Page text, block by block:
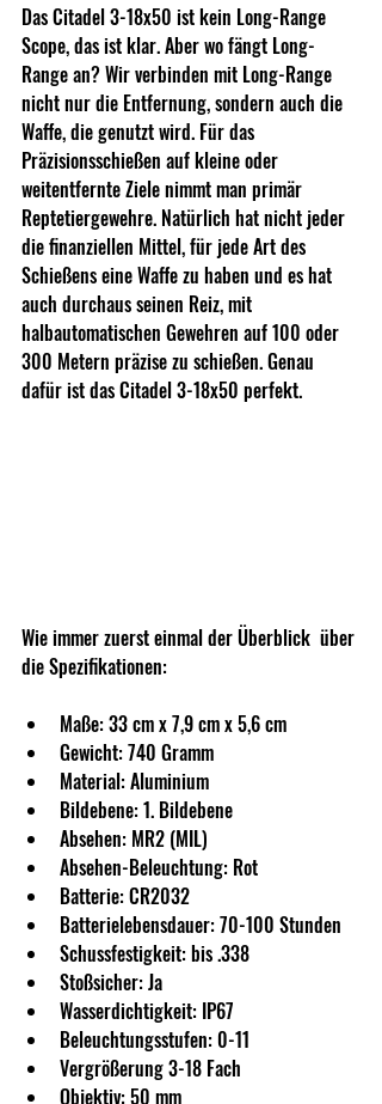
Das Citadel 3-18x50 ist kein Long-Range
Scope, das ist klar. Aber wo fängt Long-
Range an? Wir verbinden mit Long-Range
nicht nur die Entfernung, sondern auch die
Waffe, die genutzt wird. Für das
Präzisionsschießen auf kleine oder
weitentfernte Ziele nimmt man primär
Reptetiergewehre. Natürlich hat nicht jeder
die finanziellen Mittel, für jede Art des
Schießens eine Waffe zu haben und es hat
auch durchaus seinen Reiz, mit
halbautomatischen Gewehren auf 100 oder
300 Metern präzise zu schießen. Genau
dafür ist das Citadel 3-18x50 perfekt.
Wie immer zuerst einmal der Überblick  über
die Spezifikationen:
Maße: 33 cm x 7,9 cm x 5,6 cm
Gewicht: 740 Gramm
Material: Aluminium
Bildebene: 1. Bildebene
Absehen: MR2 (MIL)
Absehen-Beleuchtung: Rot
Batterie: CR2032
Batterielebensdauer: 70-100 Stunden
Schussfestigkeit: bis .338
Stoßsicher: Ja
Wasserdichtigkeit: IP67
Beleuchtungsstufen: 0-11
Vergrößerung 3-18 Fach
Objektiv: 50 mm